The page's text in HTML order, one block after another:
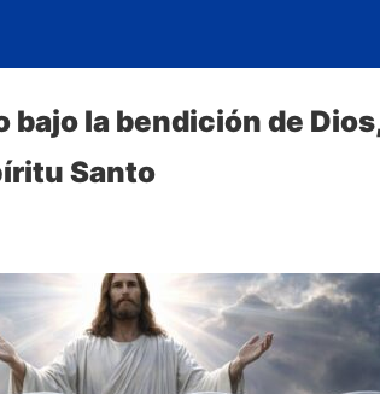
bajo la bendición de
Santo